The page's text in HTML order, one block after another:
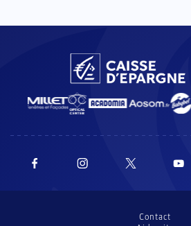
Contact